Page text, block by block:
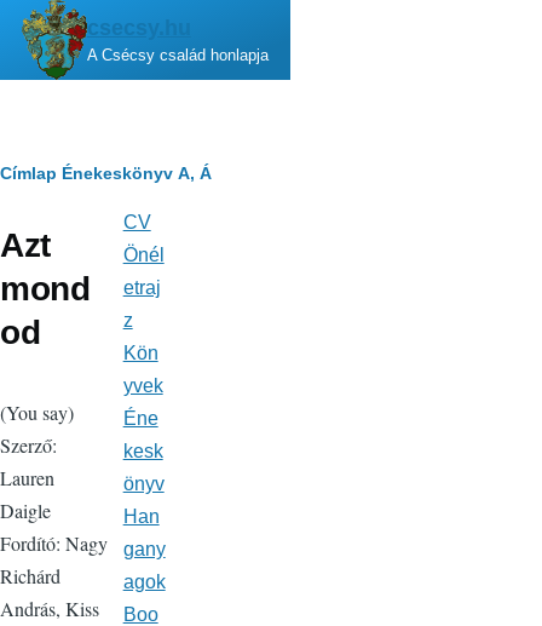
Ugrás a tartalomra
csecsy.hu
A Csécsy család honlapja
Morzsa
Címlap Énekeskönyv A, Á
Azt
mond
od
(You say)
Szerző:
Lauren
Daigle
Fordító: Nagy
Richárd
András, Kiss
navigáció
CV
Önél
etraj
z
Kön
yvek
Éne
kesk
önyv
Han
gany
agok
Boo